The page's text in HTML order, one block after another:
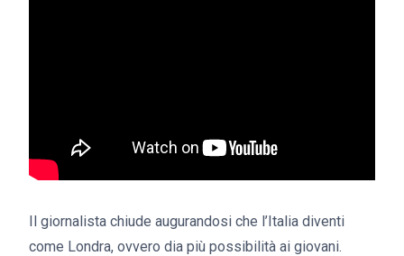
Il giornalista chiude augurandosi che l’Italia diventi
come Londra, ovvero dia più possibilità ai giovani.